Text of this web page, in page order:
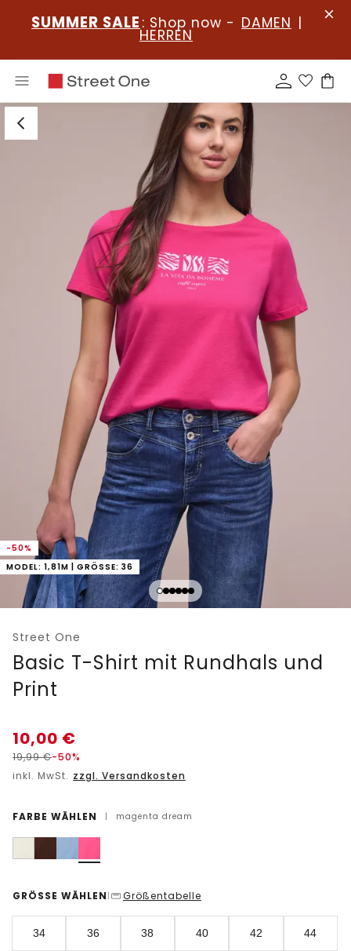
SUMMER SALE : Shop now - DAMEN |
HERREN
-50%
MODEL: 1,81M | GRÖSSE: 36
Street One
Basic T-Shirt mit Rundhals und
Print
10,00 €
19,99€-50%
inkl. MwSt. zzgl. Versandkosten
FARBE WÄHLEN | magenta dream
GRÖSSE WÄHLEN | Größentabelle
34 36 38 40 42 44